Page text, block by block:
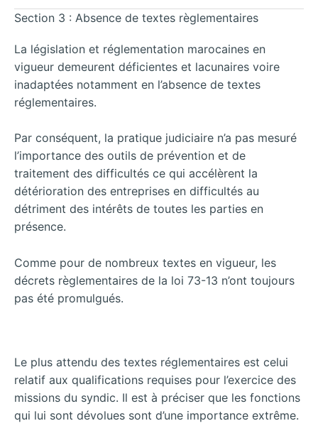
Section 3 : Absence de textes règlementaires
La législation et réglementation marocaines en
vigueur demeurent déficientes et lacunaires voire
inadaptées notamment en l’absence de textes
réglementaires.
Par conséquent, la pratique judiciaire n’a pas mesuré
l’importance des outils de prévention et de
traitement des difficultés ce qui accélèrent la
détérioration des entreprises en difficultés au
détriment des intérêts de toutes les parties en
présence.
Comme pour de nombreux textes en vigueur, les
décrets règlementaires de la loi 73-13 n’ont toujours
pas été promulgués.
Le plus attendu des textes réglementaires est celui
relatif aux qualifications requises pour l’exercice des
missions du syndic. Il est à préciser que les fonctions
qui lui sont dévolues sont d’une importance extrême.